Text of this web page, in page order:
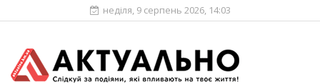
неділя, 9 серпень 2026, 14:03